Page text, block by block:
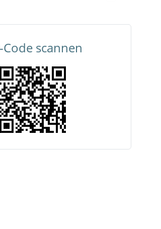
Code scannen